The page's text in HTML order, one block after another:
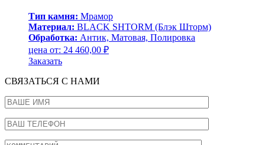
Тип камня: Мрамор
Материал: BLACK SHTORM (Блэк Шторм)
Обработка: Антик, Матовая, Полировка
цена от: 24 460,00 ₽
Заказать
СВЯЗАТЬСЯ С НАМИ